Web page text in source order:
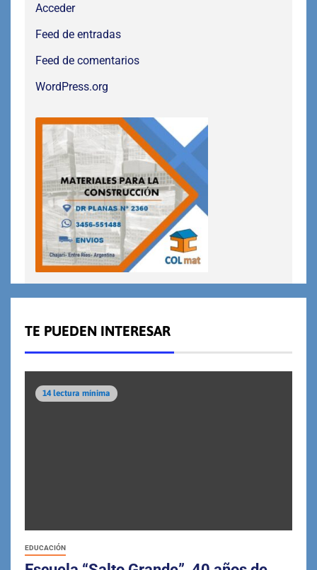
Acceder
Feed de entradas
Feed de comentarios
WordPress.org
TE PUEDEN INTERESAR
14 lectura mínima
EDUCACIÓN